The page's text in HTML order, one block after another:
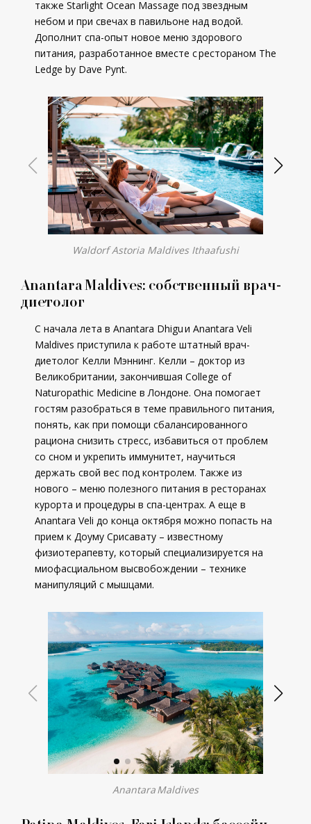
также Starlight Ocean Massage под звездным
небом и при свечах в павильоне над водой.
Дополнит спа-опыт новое меню здорового
питания, разработанное вместе с рестораном The
Ledge by Dave Pynt.
Waldorf Astoria Maldives Ithaafushi
Anantara Maldives: собственный врач-
диетолог
С начала лета в Anantara Dhigu и Anantara Veli
Maldives приступила к работе штатный врач-
диетолог Келли Мэннинг. Келли – доктор из
Великобритании, закончившая College of
Naturopathic Medicine в Лондоне. Она помогает
гостям разобраться в теме правильного питания,
понять, как при помощи сбалансированного
рациона снизить стресс, избавиться от проблем
со сном и укрепить иммунитет, научиться
держать свой вес под контролем. Также из
нового – меню полезного питания в ресторанах
курорта и процедуры в спа-центрах. А еще в
Anantara Veli до конца октября можно попасть на
прием к Доуму Срисавату – известному
физиотерапевту, который специализируется на
миофасциальном высвобождении – технике
манипуляций с мышцами.
Anantara Maldives